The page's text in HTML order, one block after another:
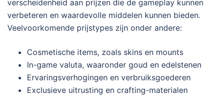
verscheidenheid aan prijzen die de gameplay kunnen
verbeteren en waardevolle middelen kunnen bieden.
Veelvoorkomende prijstypes zijn onder andere:
Cosmetische items, zoals skins en mounts
In-game valuta, waaronder goud en edelstenen
Ervaringsverhogingen en verbruiksgoederen
Exclusieve uitrusting en crafting-materialen